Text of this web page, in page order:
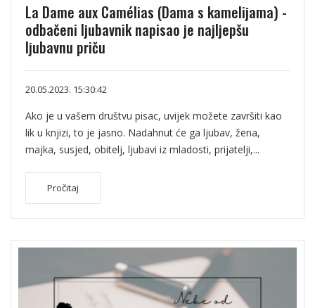
La Dame aux Camélias (Dama s kamelijama) -
odbačeni ljubavnik napisao je najljepšu
ljubavnu priču
20.05.2023. 15:30:42
Ako je u vašem društvu pisac, uvijek možete završiti kao
lik u knjizi, to je jasno. Nadahnut će ga ljubav, žena,
majka, susjed, obitelj, ljubavi iz mladosti, prijatelji,...
Pročitaj